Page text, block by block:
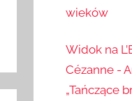
wieków
Widok na
Cézanne -
„Tańczące